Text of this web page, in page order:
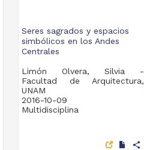
Seres sagrados y espacios
simbólicos en los Andes
Centrales
Limón Olvera, Silvia -
Facultad de Arquitectura,
UNAM
2016-10-09
Multidisciplina
share